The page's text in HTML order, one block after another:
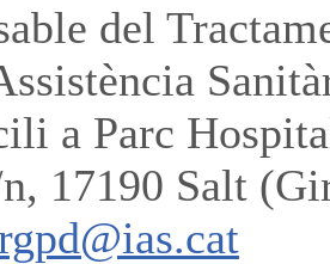
del
a Parc
17190 Salt